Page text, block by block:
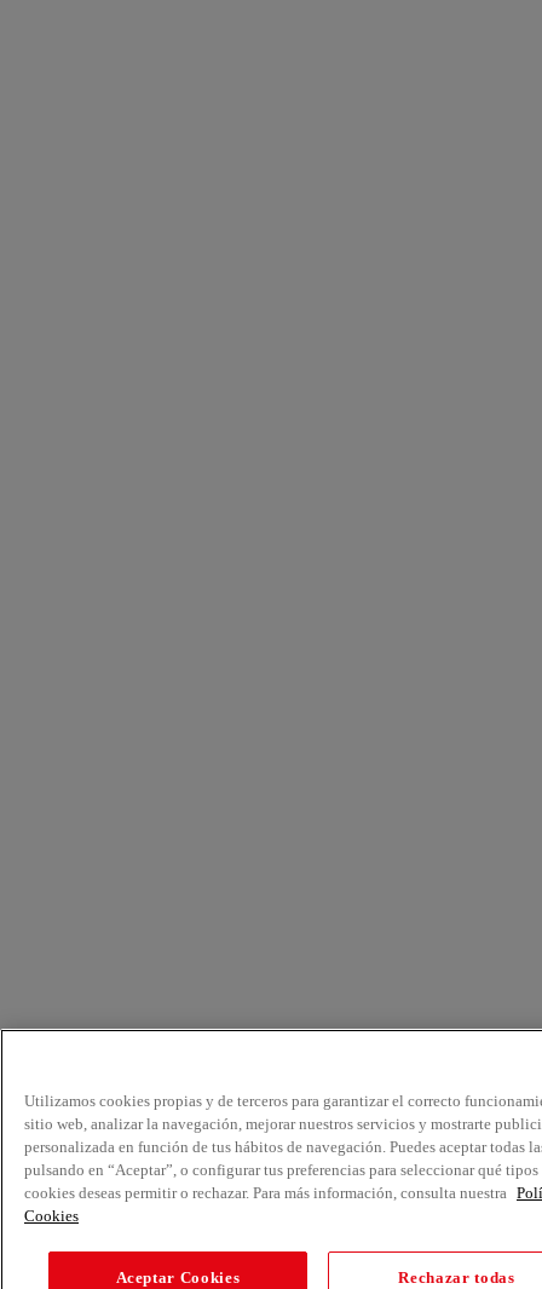
Utilizamos cookies propias y de terceros para garantizar el correcto
sitio web, analizar la navegación, mejorar nuestros servicios y mostrarte
personalizada en función de tus hábitos de navegación. Puedes aceptar todas
pulsando en “Aceptar”, o configurar tus preferencias para seleccionar qué tipos
cookies deseas permitir o rechazar. Para más información, consulta nuestra
Cookies
Aceptar Cookies Rechazar todas